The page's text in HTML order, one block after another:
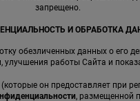
запрещено.
И ОБРАБОТКА
обезличенных данных о его
улучшения работы Сайта и
он предоставляет при
, размещенной